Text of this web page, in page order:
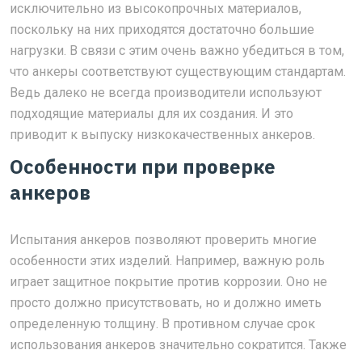
исключительно из высокопрочных материалов,
поскольку на них приходятся достаточно большие
нагрузки. В связи с этим очень важно убедиться в том,
что анкеры соответствуют существующим стандартам.
Ведь далеко не всегда производители используют
подходящие материалы для их создания. И это
приводит к выпуску низкокачественных анкеров.
Особенности при проверке
анкеров
Испытания анкеров позволяют проверить многие
особенности этих изделий. Например, важную роль
играет защитное покрытие против коррозии. Оно не
просто должно присутствовать, но и должно иметь
определенную толщину. В противном случае срок
использования анкеров значительно сократится. Также